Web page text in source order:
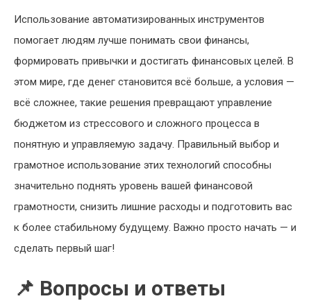
Использование автоматизированных инструментов
помогает людям лучше понимать свои финансы,
формировать привычки и достигать финансовых целей. В
этом мире, где денег становится всё больше, а условия —
всё сложнее, такие решения превращают управление
бюджетом из стрессового и сложного процесса в
понятную и управляемую задачу. Правильный выбор и
грамотное использование этих технологий способны
значительно поднять уровень вашей финансовой
грамотности, снизить лишние расходы и подготовить вас
к более стабильному будущему. Важно просто начать — и
сделать первый шаг!
📌 Вопросы и ответы